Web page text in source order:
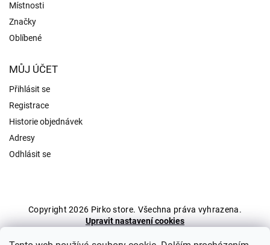
Místnosti
Značky
Oblíbené
MŮJ ÚČET
Přihlásit se
Registrace
Historie objednávek
Adresy
Odhlásit se
Copyright 2026 Pirko store. Všechna práva vyhrazena.
Upravit nastavení cookies